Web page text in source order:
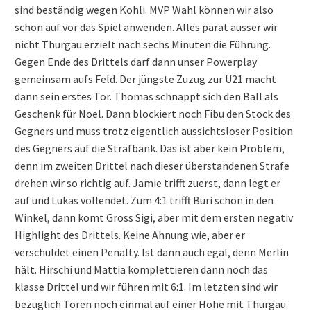
sind beständig wegen Kohli. MVP Wahl können wir also
schon auf vor das Spiel anwenden. Alles parat ausser wir
nicht Thurgau erzielt nach sechs Minuten die Führung.
Gegen Ende des Drittels darf dann unser Powerplay
gemeinsam aufs Feld. Der jüngste Zuzug zur U21 macht
dann sein erstes Tor. Thomas schnappt sich den Ball als
Geschenk für Noel. Dann blockiert noch Fibu den Stock des
Gegners und muss trotz eigentlich aussichtsloser Position
des Gegners auf die Strafbank. Das ist aber kein Problem,
denn im zweiten Drittel nach dieser überstandenen Strafe
drehen wir so richtig auf. Jamie trifft zuerst, dann legt er
auf und Lukas vollendet. Zum 4:1 trifft Buri schön in den
Winkel, dann komt Gross Sigi, aber mit dem ersten negativ
Highlight des Drittels. Keine Ahnung wie, aber er
verschuldet einen Penalty. Ist dann auch egal, denn Merlin
hält. Hirschi und Mattia komplettieren dann noch das
klasse Drittel und wir führen mit 6:1. Im letzten sind wir
bezüglich Toren noch einmal auf einer Höhe mit Thurgau.